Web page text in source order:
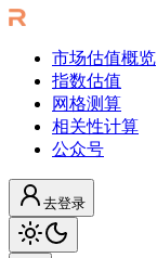
市场估值概览
指数估值
网格测算
相关性计算
公众号
去登录